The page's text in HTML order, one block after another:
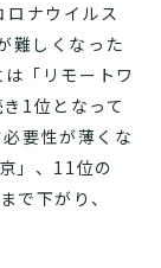
ナウイルス
難しくなった
「リモートワ
1位となって
要性が薄くな
」、11位の
で下がり、